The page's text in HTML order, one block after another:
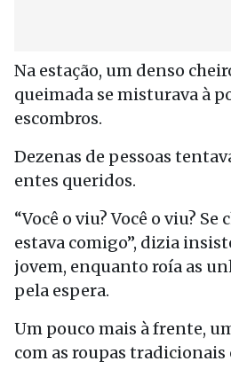
Na estação, um denso
queimada se misturava à
escombros.
Dezenas de pessoas
entes queridos.
“Você o viu? Você o viu? Se
estava comigo”, dizia
jovem, enquanto roía as
pela espera.
Um pouco mais à frente,
com as roupas tradicionais